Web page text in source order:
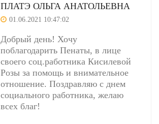
ПЛАТЭ ОЛЬГА АНАТОЛЬЕВНА
01.06.2021 10:47:02
Добрый день! Хочу
поблагодарить Пенаты, в лице
своего соц.работника Кисилевой
Розы за помощь и внимательное
отношение. Поздравляю с днем
социального работника, желаю
всех благ!